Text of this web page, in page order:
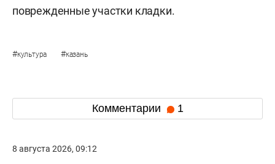
поврежденные участки кладки.
#культура #казань
Комментарии 1
8 августа 2026, 09:12